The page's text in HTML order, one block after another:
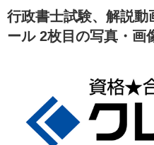
行政書士試験、解説
ール 2枚目の写真・画